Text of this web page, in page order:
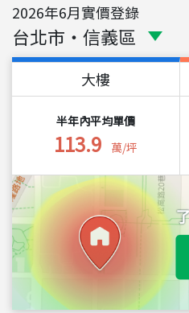
2026年6月實價登錄
台北市 ・ 信義區
大樓
半年內平均單價
113.9 萬/坪